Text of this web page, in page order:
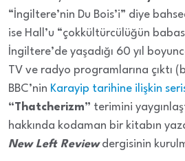
“İngiltere’nin Du Bois’i” diye
ise Hall’u “çokkültürcülüğün
İngiltere’de yaşadığı 60 yıl
TV ve radyo programlarına çıktı
BBC’nin Karayip tarihine ilişkin
“Thatcherizm” terimini
hakkında kodaman bir kitabın
New Left Reviewdergisinin